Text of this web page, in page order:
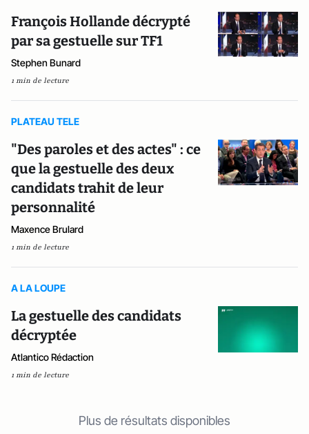
François Hollande décrypté
par sa gestuelle sur TF1
Stephen Bunard
1 min de lecture
PLATEAU TELE
"Des paroles et des actes" : ce
que la gestuelle des deux
candidats trahit de leur
personnalité
Maxence Brulard
1 min de lecture
A LA LOUPE
La gestuelle des candidats
décryptée
Atlantico Rédaction
1 min de lecture
Plus de résultats disponibles